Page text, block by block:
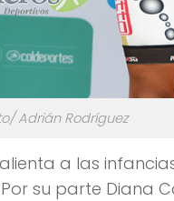
Adrián Rodríguez
a las
su parte Diana